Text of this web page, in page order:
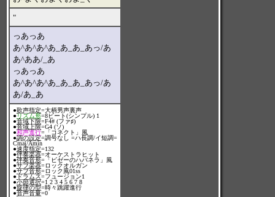
"
っあっあ
あ^あ^あ^あ_あ_あ_あっ/あ
あ^ああ/_あ
っあっあ
あ^あ^あ^あ_あ_あ_あっ/あ
あ/あ_あ
●歌声指定=大柄男声裏声
●リズム形=8ビート(シンプル) 1
●音域下限=F4# (ファ♯)
●音域上限=G4 (ソ)
●和声進行=「コネクト」風
●調の設定=調号なし =ハ長調/イ短調=
Cmaj/Amin
●速度指定=132
●伴奏楽器=オーケストラヒット
●伴奏音形=「ビゼーのハバネラ」風
●サブ楽器=ロックオルガン
●サブ音形=ロック風01ss
●ドラムス=フュージョン1
●小節選択=1 2 3 4 5 6 7 8
●旋律の型=時々跳躍進行
●音声音量=0